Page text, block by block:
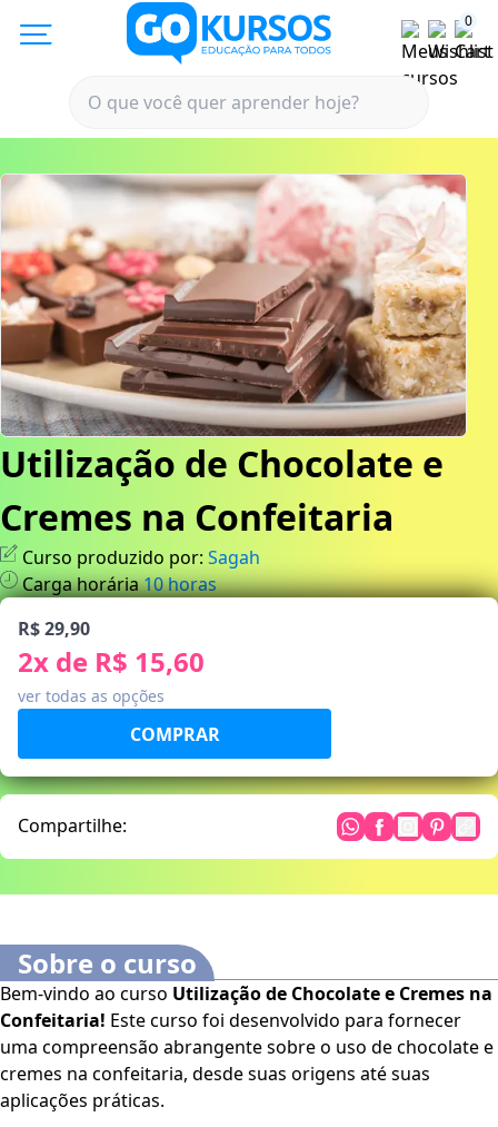
0
Utilização de Chocolate e
Cremes na Confeitaria
Curso produzido por: Sagah
Carga horária10horas
R$ 29,90
2x de R$ 15,60
ver todas as opções
Compartilhe:
Sobre o curso
Bem-vindo ao curso Utilização de Chocolate e Cremes na
Confeitaria! Este curso foi desenvolvido para fornecer
uma compreensão abrangente sobre o uso de chocolate e
cremes na confeitaria, desde suas origens até suas
aplicações práticas.